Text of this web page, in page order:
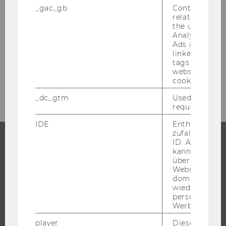
Ihre An­sprech­part­ner*innen fin­den Sie auf
der Or­ga­niza­tio­nal & Ta­lent De­ve­lo­p­ment
DOKTORAT / PHD
_gac_gb
Contains
related
the user. If
Analytics and
Ads accounts
linked, the
tags on the
website read
cookie.
_dc_gtm
Used to
request rate.
IDE
Enthält eine
ID. Anhand
kann Google
über
Websites
Werbung
player
Dieses Cookie